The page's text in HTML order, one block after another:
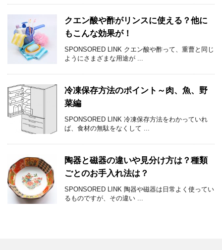
クエン酸や酢がリンスに使える？他に
もこんな効果が！
SPONSORED LINK クエン酸や酢って、重曹と同じ
ようにさまざまな用途が ...
冷凍保存方法のポイント～肉、魚、野
菜編
SPONSORED LINK 冷凍保存方法をわかっていれ
ば、食材の無駄をなくして ...
陶器と磁器の違いや見分け方は？種類
ごとのお手入れ法は？
SPONSORED LINK 陶器や磁器は日常よく使ってい
るものですが、その違い ...